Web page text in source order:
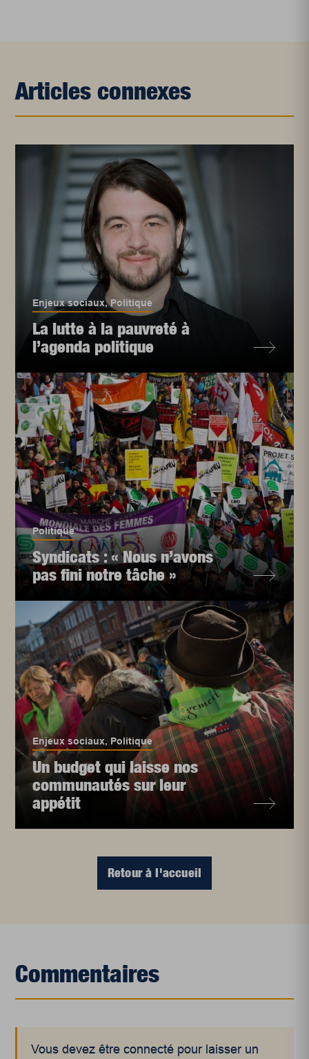
Articles connexes
Enjeux sociaux,Politique
La lutte à la pauvreté à
l’agenda politique
Politique
Syndicats : « Nous n’avons
pas fini notre tâche »
Enjeux sociaux, Politique
Un budget qui laisse nos
communautés sur leur
appétit
Retour à l'accueil
Commentaires
Vous devez être connecté pour laisser un